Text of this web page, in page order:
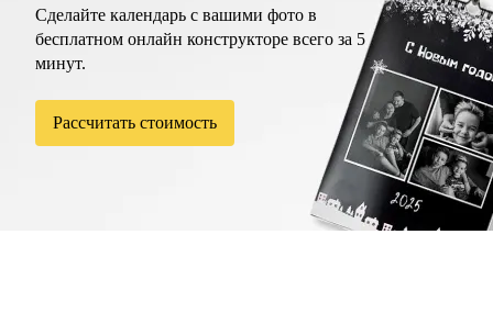
Сделайте календарь с вашими фото в
бесплатном онлайн конструкторе всего за 5
минут.
Рассчитать стоимость